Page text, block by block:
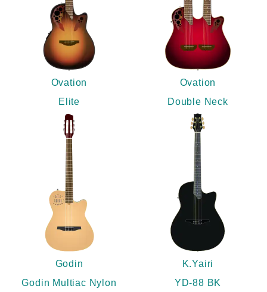
Ovation
Elite
Ovation
Double Neck
Godin
Godin Multiac Nylon
K.Yairi
YD-88 BK